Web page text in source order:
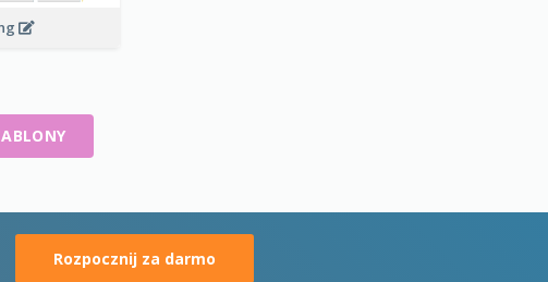
Rozpocznij za darmo